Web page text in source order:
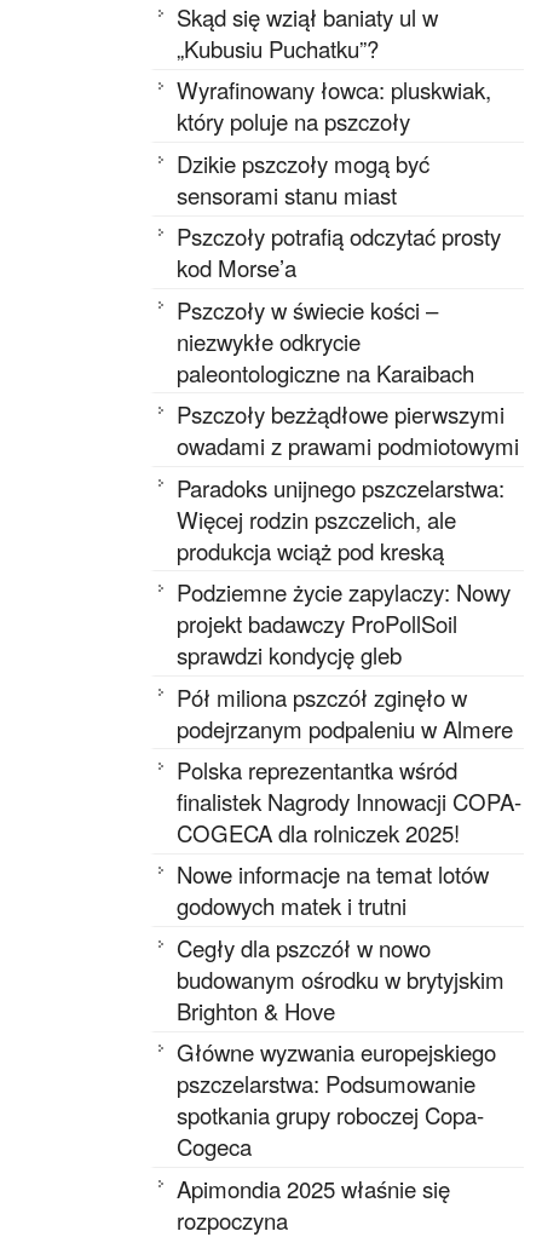
Skąd się wziął baniaty ul w
„Kubusiu Puchatku”?
Wyrafinowany łowca: pluskwiak,
który poluje na pszczoły
Dzikie pszczoły mogą być
sensorami stanu miast
Pszczoły potrafią odczytać prosty
kod Morse’a
Pszczoły w świecie kości –
niezwykłe odkrycie
paleontologiczne na Karaibach
Pszczoły bezżądłowe pierwszymi
owadami z prawami podmiotowymi
Paradoks unijnego pszczelarstwa:
Więcej rodzin pszczelich, ale
produkcja wciąż pod kreską
Podziemne życie zapylaczy: Nowy
projekt badawczy ProPollSoil
sprawdzi kondycję gleb
Pół miliona pszczół zginęło w
podejrzanym podpaleniu w Almere
Polska reprezentantka wśród
finalistek Nagrody Innowacji COPA-
COGECA dla rolniczek 2025!
Nowe informacje na temat lotów
godowych matek i trutni
Cegły dla pszczół w nowo
budowanym ośrodku w brytyjskim
Brighton & Hove
Główne wyzwania europejskiego
pszczelarstwa: Podsumowanie
spotkania grupy roboczej Copa-
Cogeca
Apimondia 2025 właśnie się
rozpoczyna